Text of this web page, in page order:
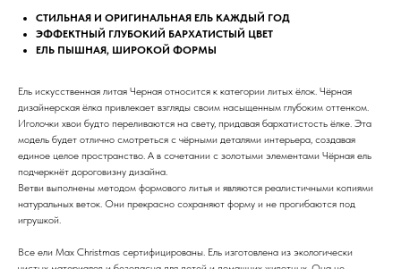
СТИЛЬНАЯ И ОРИГИНАЛЬНАЯ ЕЛЬ КАЖДЫЙ ГОД
ЭФФЕКТНЫЙ ГЛУБОКИЙ БАРХАТИСТЫЙ ЦВЕТ
ЕЛЬ ПЫШНАЯ, ШИРОКОЙ ФОРМЫ
Ель искусственная литая Черная относится к категории литых ёлок. Чёрная
дизайнерская ёлка привлекает взгляды своим насыщенным глубоким оттенком.
Иголочки хвои будто переливаются на свету, придавая бархатистость ёлке. Эта
модель будет отлично смотреться с чёрными деталями интерьера, создавая
единое целое пространство. А в сочетании с золотыми элементами Чёрная ель
подчеркнёт дороговизну дизайна.
Ветви выполнены методом формового литья и являются реалистичными копиями
натуральных веток. Они прекрасно сохраняют форму и не прогибаются под
игрушкой.
Все ели Max Christmas сертифицированы. Ель изготовлена из экологически